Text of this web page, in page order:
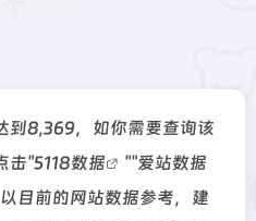
到8,369，如你需要查询该
击"5118数据 ""爱站数据
目前的网站数据参考，建